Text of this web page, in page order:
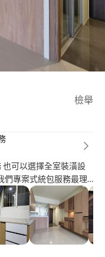
檢舉
可以選擇全室裝潢設
們專案式統包服務最理
理念 還有源源不絕的熱
滿足居家空間的機能